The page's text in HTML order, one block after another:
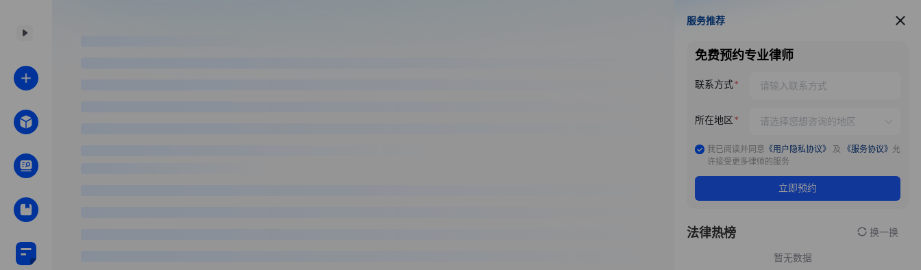
服务推荐
服务推荐
免费预约专业律师
联系方式
所在地区
我已阅读并同意 《用户隐私协议》 及 《服务协议》 允
许接受更多律师的服务
立即预约
法律热榜 换一换
暂无数据